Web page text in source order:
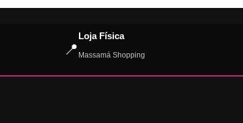
📍
Loja Física
Massamá Shopping